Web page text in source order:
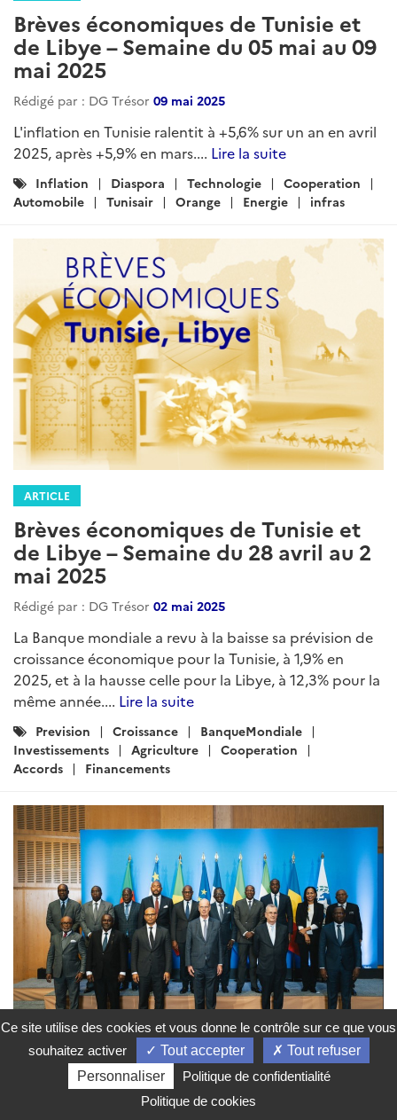
Brèves économiques de Tunisie et
de Libye – Semaine du 05 mai au 09
mai 2025
Rédigé par : DG Trésor 09 mai 2025
L'inflation en Tunisie ralentit à +5,6% sur un an en avril
2025, après +5,9% en mars.... Lire la suite
Catégories
:
Inflation Diaspora Technologie
Cooperation
Automobile
Tunisair Orange Energie infras
ARTICLE
Brèves économiques de Tunisie et
de Libye – Semaine du 28 avril au 2
mai 2025
Rédigé par : DG Trésor 02 mai 2025
La Banque mondiale a revu à la baisse sa prévision de
croissance économique pour la Tunisie, à 1,9% en
2025, et à la hausse celle pour la Libye, à 12,3% pour la
même année.... Lire la suite
Catégories
:
Prevision Croissance
BanqueMondiale
Investissements
Agriculture
Cooperation
Accords
Financements
ARTICLE
Retour sur la réunion des Ministres
Ce site utilise des cookies et vous donne le contrôle sur ce que vous
souhaitez activer
Tout accepter
Tout refuser
Personnaliser
Politique de confidentialité
Politique de cookies